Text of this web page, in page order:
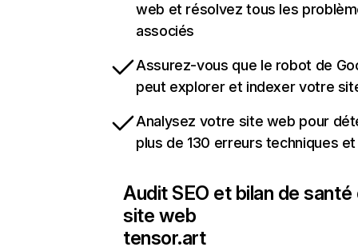
web et résolvez tous les
associés
Assurez-vous que le robot de
peut explorer et indexer votre
Analysez votre site web pour
plus de 130 erreurs techniques et
Audit SEO et bilan de santé
site web
tensor.art